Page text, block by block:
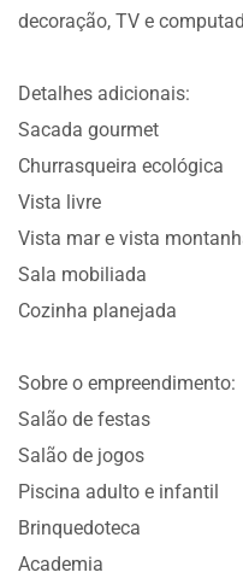
decoração, TV e
Detalhes adicionais:
Sacada gourmet
Churrasqueira ecológica
Vista livre
Vista mar e vista
Sala mobiliada
Cozinha planejada
Sobre o empreendimento:
Salão de festas
Salão de jogos
Piscina adulto e infantil
Brinquedoteca
Academia